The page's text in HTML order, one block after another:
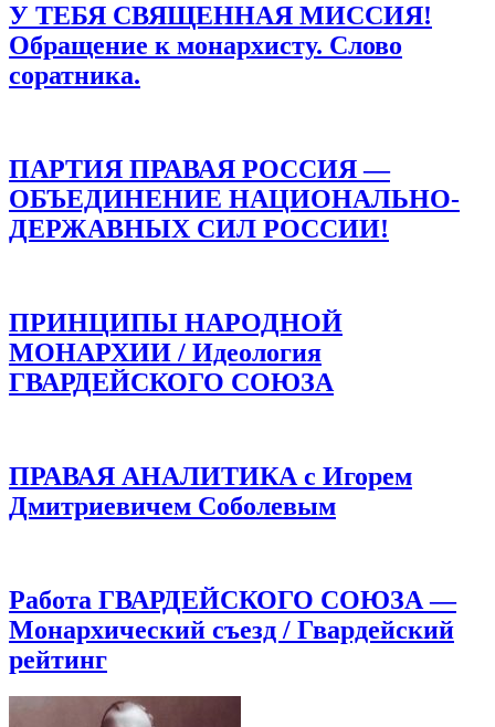
У ТЕБЯ СВЯЩЕННАЯ МИССИЯ!
Обращение к монархисту. Слово
соратника.
ПАРТИЯ ПРАВАЯ РОССИЯ —
ОБЪЕДИНЕНИЕ НАЦИОНАЛЬНО-
ДЕРЖАВНЫХ СИЛ РОССИИ!
ПРИНЦИПЫ НАРОДНОЙ
МОНАРХИИ / Идеология
ГВАРДЕЙСКОГО СОЮЗА
ПРАВАЯ АНАЛИТИКА с Игорем
Дмитриевичем Соболевым
Работа ГВАРДЕЙСКОГО СОЮЗА —
Монархический съезд / Гвардейский
рейтинг